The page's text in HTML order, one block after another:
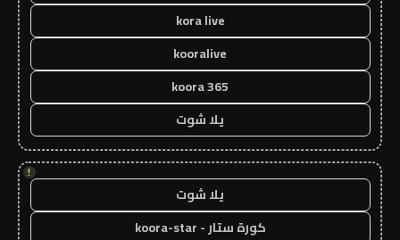
kora live
kooralive
koora 365
يلا شوت
!
يلا شوت
كورة ستار - koora-star